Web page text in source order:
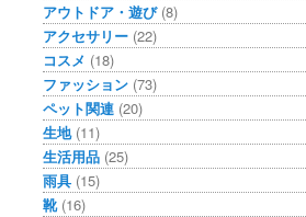
アウトドア・遊び(8)
アクセサリー (22)
コスメ (18)
ファッション (73)
ペット関連 (20)
生地(11)
生活用品 (25)
雨具 (15)
靴(16)